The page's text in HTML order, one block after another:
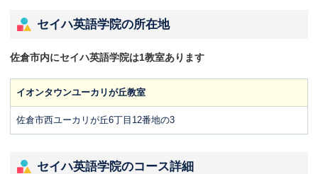
セイハ英語学院の所在地
佐倉市内にセイハ英語学院は1教室あります
イオンタウンユーカリが丘教室
佐倉市西ユーカリが丘6丁目12番地の3
セイハ英語学院のコース詳細